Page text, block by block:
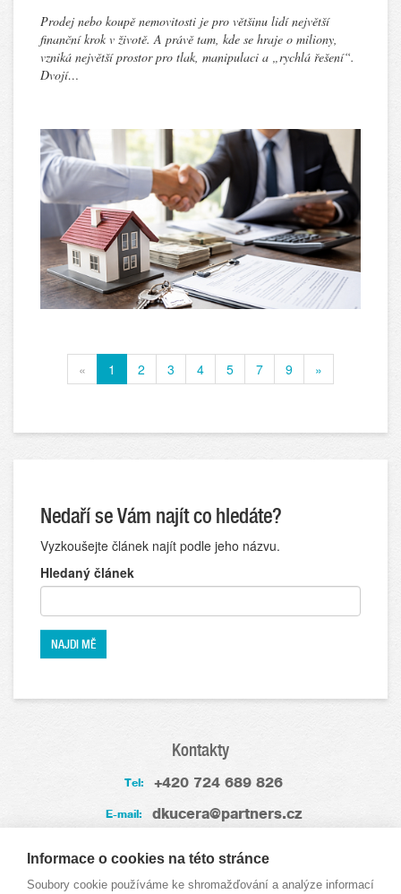
Prodej nebo koupě nemovitosti je pro většinu lidí největší
finanční krok v životě. A právě tam, kde se hraje o miliony,
vzniká největší prostor pro tlak, manipulaci a „rychlá řešení“.
Dvojí…
« 1 2 3 4 5 7 9 »
Nedaří se Vám najít co hledáte?
Vyzkoušejte článek najít podle jeho názvu.
Hledaný článek
Kontakty
Tel: +420 724 689 826
E-mail: dkucera@partners.cz
Zkušenosti
Informace o cookies na této stránce
Soubory cookie používáme ke shromažďování a analýze informací